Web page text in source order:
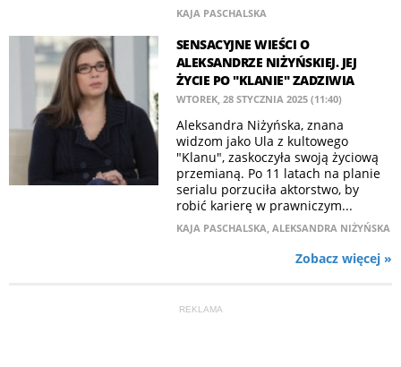
KAJA PASCHALSKA
SENSACYJNE WIEŚCI O
ALEKSANDRZE NIŻYŃSKIEJ. JEJ
ŻYCIE PO "KLANIE" ZADZIWIA
WTOREK, 28 STYCZNIA 2025 (11:40)
Aleksandra Niżyńska, znana
widzom jako Ula z kultowego
"Klanu", zaskoczyła swoją życiową
przemianą. Po 11 latach na planie
serialu porzuciła aktorstwo, by
robić karierę w prawniczym...
KAJA PASCHALSKA, ALEKSANDRA NIŻYŃSKA
Zobacz więcej »
REKLAMA